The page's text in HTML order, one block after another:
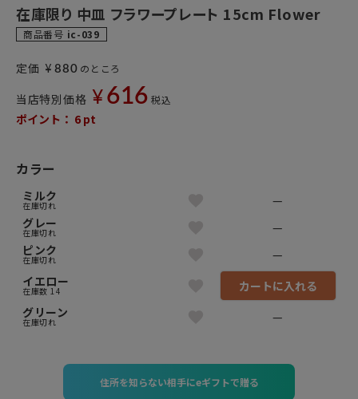
在庫限り 中皿 フラワープレート 15cm Flower
商品番号 ic-039
定価 ¥ 880 のところ
当店特別価格 ¥ 616 税込
ポイント： 6 pt
カラー
ミルク
在庫切れ
—
グレー
在庫切れ
—
ピンク
在庫切れ
—
イエロー
在庫数 14
カートに入れる
グリーン
在庫切れ —
住所を知らない相手にeギフトで贈る